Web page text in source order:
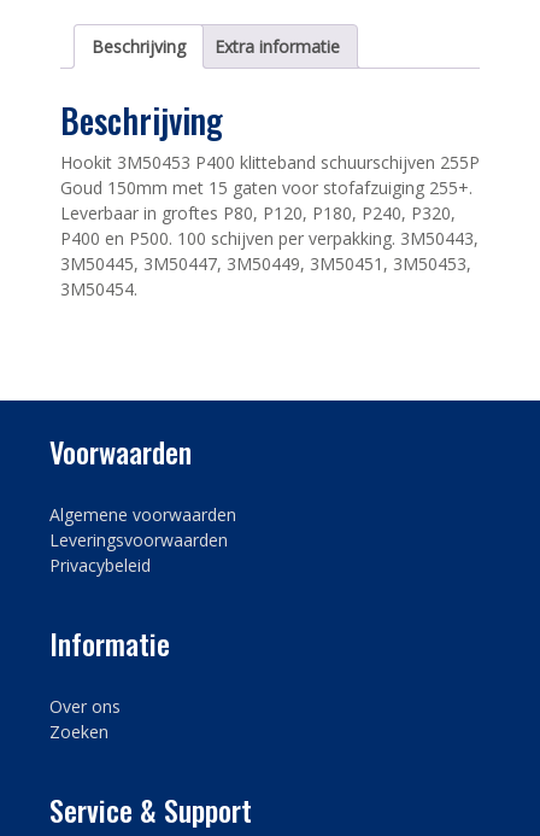
aantalBeschrijving Extra informatie
Beschrijving
Hookit 3M50453 P400 klitteband schuurschijven 255P
Goud 150mm met 15 gaten voor stofafzuiging 255+.
Leverbaar in groftes P80, P120, P180, P240, P320,
P400 en P500. 100 schijven per verpakking. 3M50443,
3M50445, 3M50447, 3M50449, 3M50451, 3M50453,
3M50454.
Voorwaarden
Algemene voorwaarden
Leveringsvoorwaarden
Privacybeleid
Informatie
Over ons
Zoeken
Service & Support